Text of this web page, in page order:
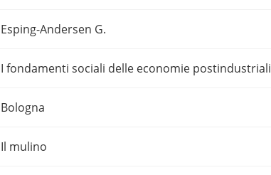
Esping-Andersen G.
I fondamenti sociali delle economie postindustriali
Bologna
Il mulino